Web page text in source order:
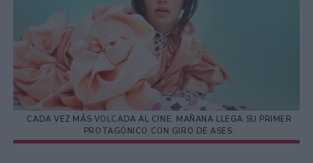
CADA VEZ MÁS VOLCADA AL CINE, MAÑANA LLEGA SU PRIMER
PROTAGÓNICO CON GIRO DE ASES.